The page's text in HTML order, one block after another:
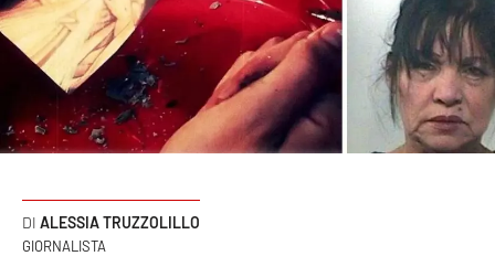
Sanità
Sport
Cultura
Meteo
ALESSIA TRUZZOLILLO
GIORNALISTA